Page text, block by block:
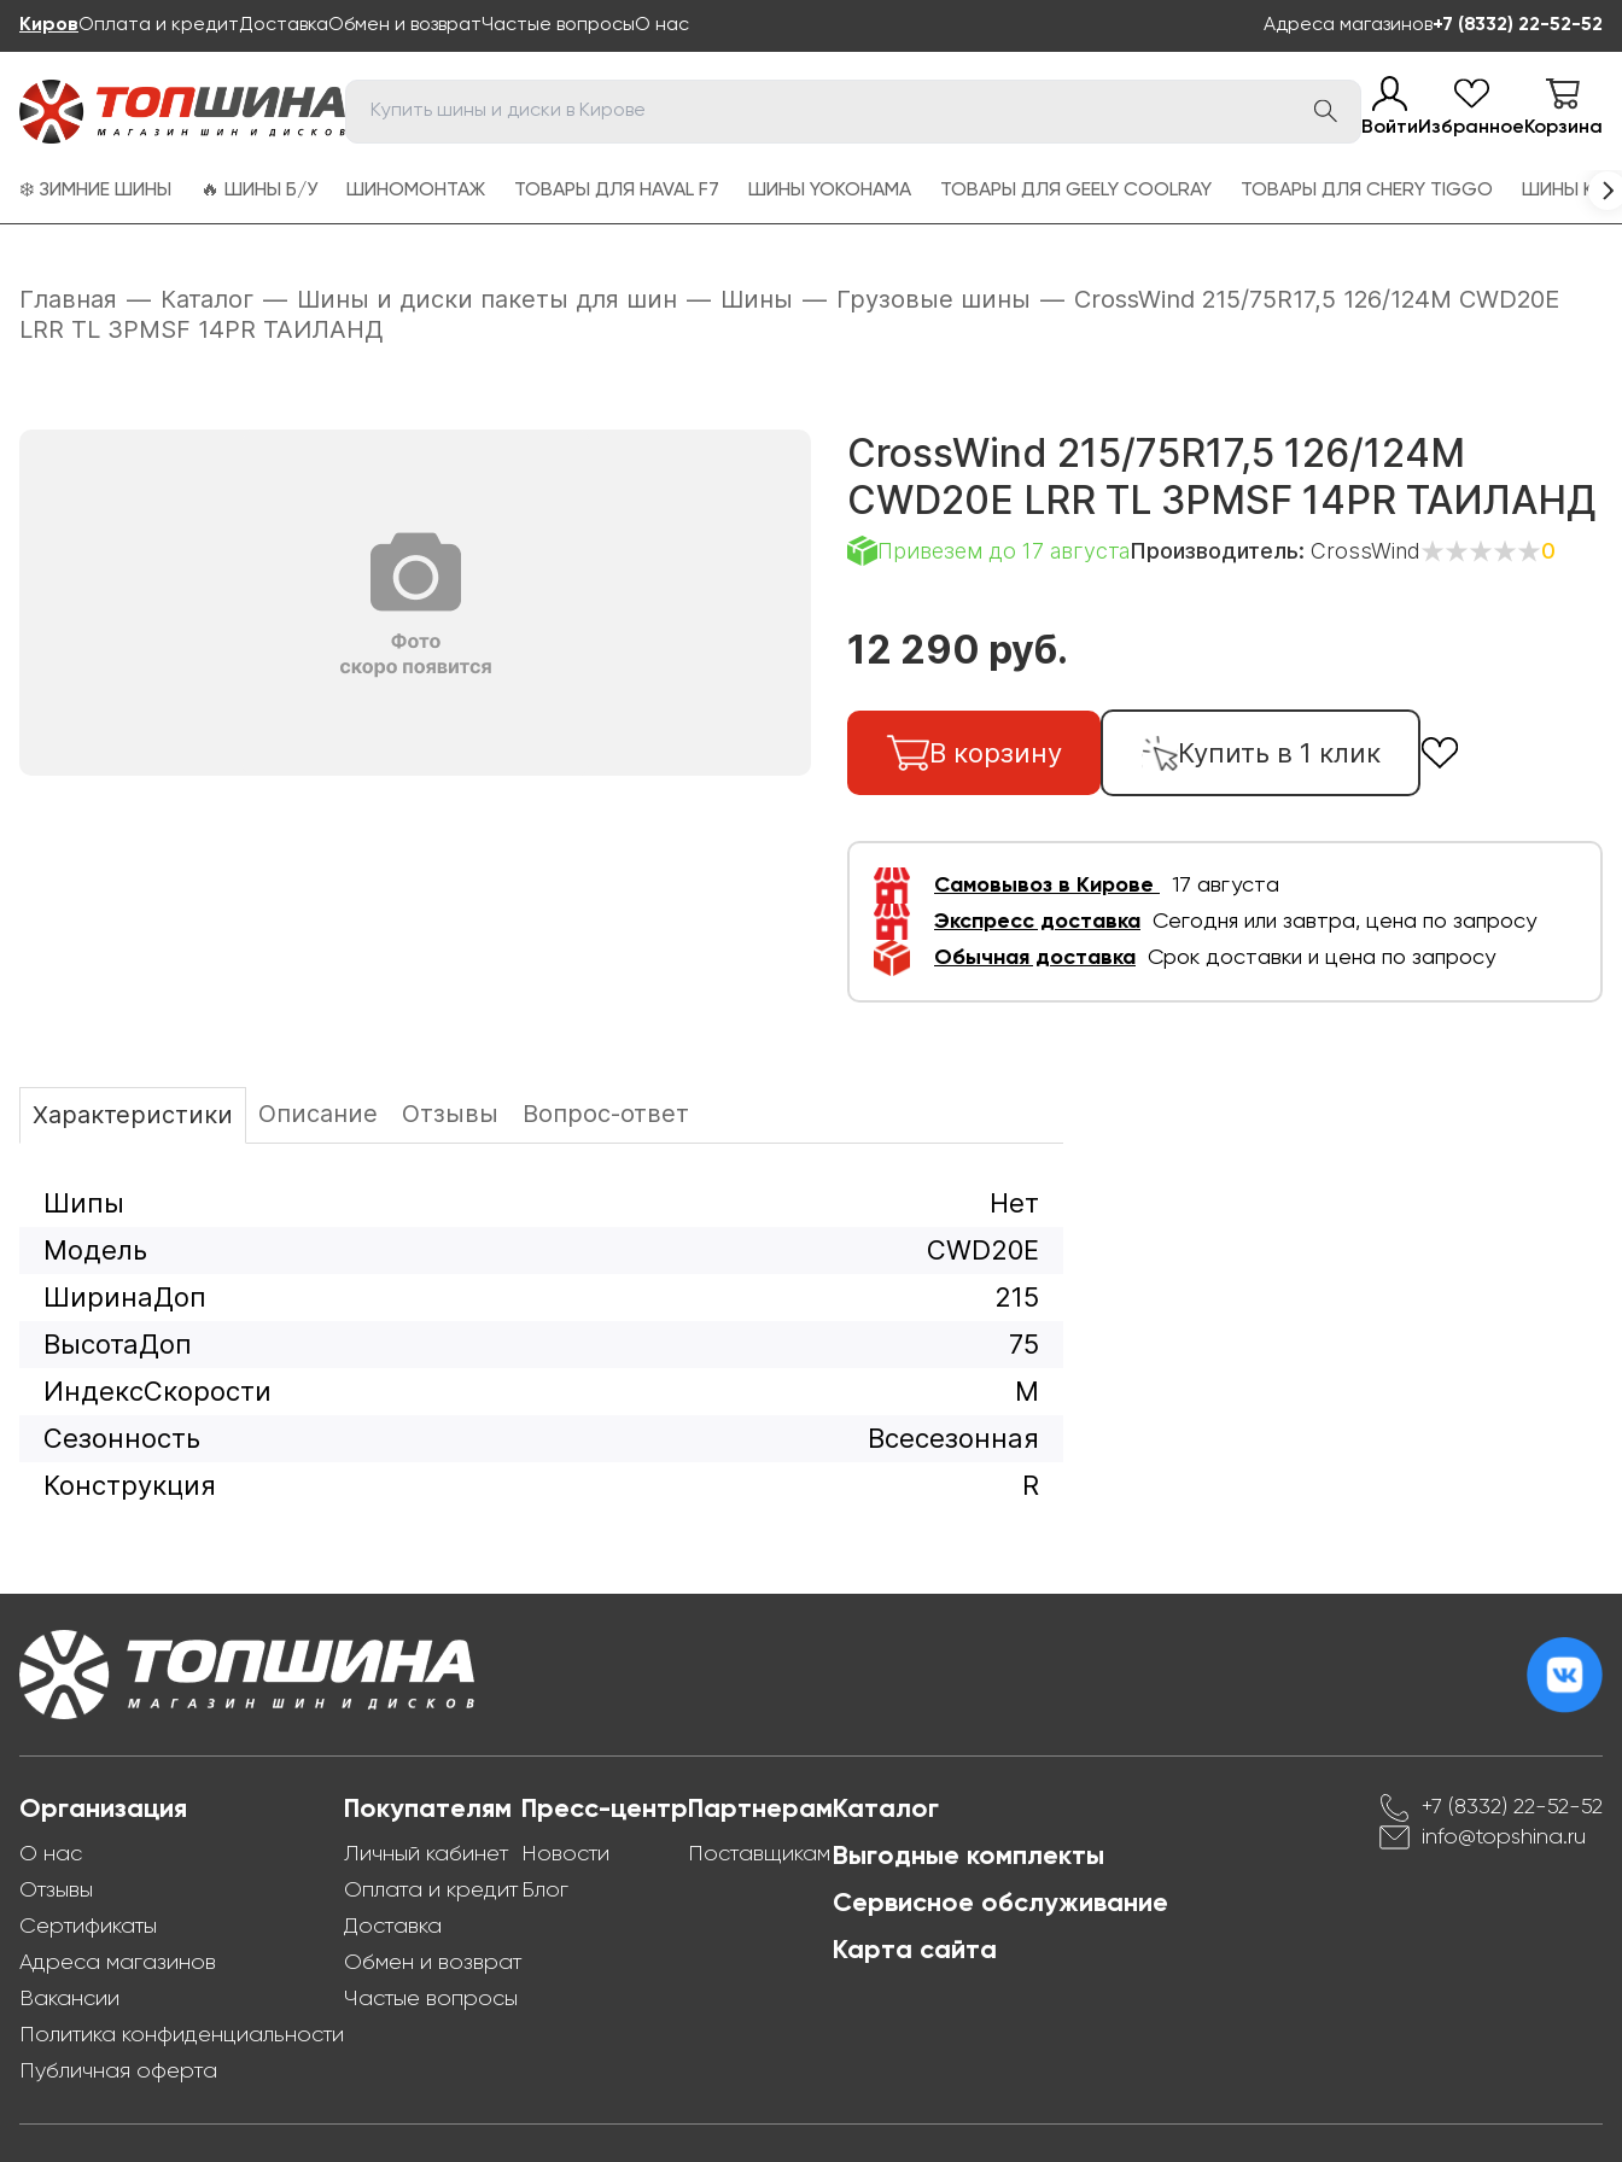
КировОплата и кредитДоставкаОбмен и возвратЧастые вопросыО нас Адреса магазинов+7 (8332) 22-52-52
ВойтиИзбранноеКорзина
❄️ ЗИМНИЕ ШИНЫ 🔥 ШИНЫ Б/У ШИНОМОНТАЖ ТОВАРЫ ДЛЯ HAVAL F7 ШИНЫ YOKOHAMA ТОВАРЫ ДЛЯ GEELY COOLRAY ТОВАРЫ ДЛЯ CHERY TIGGO ШИНЫ
Главная — Каталог — Шины и диски пакеты для шин — Шины — Грузовые шины — CrossWind 215/75R17,5 126/124M CWD20E
LRR TL 3PMSF 14PR ТАИЛАНД
CrossWind 215/75R17,5 126/124M
CWD20E LRR TL 3PMSF 14PR ТАИЛАНД
Привезем до 17 августаПроизводитель: CrossWind 0
12 290 руб.
В корзину Купить в 1 клик
Самовывоз в Кирове
17 августа
Экспресс доставка Сегодня или завтра, цена по запросу
Обычная доставка Срок доставки и цена по запросу
Характеристики Описание Отзывы Вопрос-ответ
Шипы
Нет
Модель
CWD20E
ШиринаДоп
215
ВысотаДоп
75
ИндексСкорости
M
Сезонность
Всесезонная
Конструкция
R
Организация
О нас
Отзывы
Сертификаты
Адреса магазинов
Вакансии
Политика конфиденциальности
Публичная оферта
Покупателям
Личный кабинет
Оплата и кредит
Доставка
Обмен и возврат
Частые вопросы
Пресс-центр
Новости
Блог
Партнерам
Поставщикам
Каталог
Выгодные комплекты
Сервисное обслуживание
Карта сайта
+7 (8332) 22-52-52
info@topshina.ru